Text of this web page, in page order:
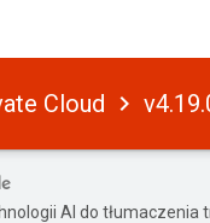
Cloud
AI do tłumaczenia